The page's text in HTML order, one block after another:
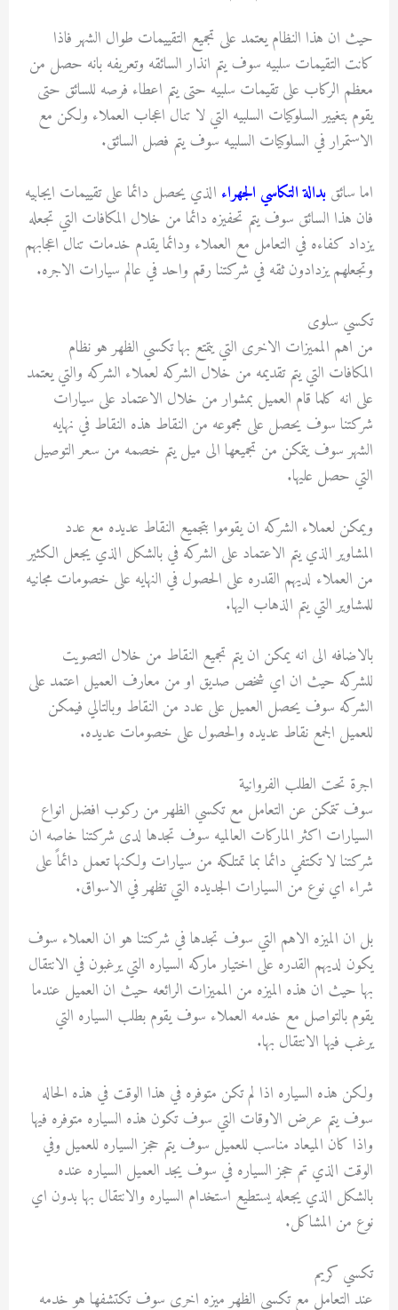
حيث ان هذا النظام يعتمد على تجميع التقييمات طوال الشهر فاذا
كانت التقيمات سلبيه سوف يتم انذار السائقه وتعريفه بانه حصل من
معظم الركاب على تقيمات سلبيه حتى يتم اعطاء فرصه للسائق حتى
يقوم بتغيير السلوكيات السلبيه التي لا تنال اعجاب العملاء ولكن مع
الاستمرار في السلوكيات السلبيه سوف يتم فصل السائق.
اما سائقبدالة التكاسي الجهراء الذي يحصل دائما على تقييمات ايجابيه
فان هذا السائق سوف يتم تحفيزه دائما من خلال المكافات التي تجعله
يزداد كفاءه في التعامل مع العملاء ودائما يقدم خدمات تنال اعجابهم
وتجعلهم يزدادون ثقه في شركتنا رقم واحد في عالم سيارات الاجره.
تكسي سلوى
من اهم المميزات الاخرى التي يتمتع بها تكسي الظهر هو نظام
المكافات التي يتم تقديمه من خلال الشركه لعملاء الشركه والتي يعتمد
على انه كلما قام العميل بمشوار من خلال الاعتماد على سيارات
شركتنا سوف يحصل على مجموعه من النقاط هذه النقاط في نهايه
الشهر سوف يتمكن من تجميعها الى ميل يتم خصمه من سعر التوصيل
التي حصل عليها.
ويمكن لعملاء الشركه ان يقوموا بتجميع النقاط عديده مع عدد
المشاوير الذي يتم الاعتماد على الشركه في بالشكل الذي يجعل الكثير
من العملاء لديهم القدره على الحصول في النهايه على خصومات مجانيه
للمشاوير التي يتم الذهاب اليها.
بالاضافه الى انه يمكن ان يتم تجميع النقاط من خلال التصويت
للشركه حيث ان اي شخص صديق او من معارف العميل اعتمد على
الشركه سوف يحصل العميل على عدد من النقاط وبالتالي فيمكن
للعميل الجمع نقاط عديده والحصول على خصومات عديده.
اجرة تحت الطلب الفروانية
سوف تتمكن عن التعامل مع تكسي الظهر من ركوب افضل انواع
السيارات اكثر الماركات العالميه سوف تجدها لدى شركتنا خاصه ان
شركتنا لا تكتفي دائما بما تمتلكه من سيارات ولكنها تعمل دائماً على
شراء اي نوع من السيارات الجديده التي تظهر في الاسواق.
بل ان الميزه الاهم التي سوف تجدها في شركتنا هو ان العملاء سوف
يكون لديهم القدره على اختيار ماركه السياره التي يرغبون في الانتقال
بها حيث ان هذه الميزه من المميزات الرائعه حيث ان العميل عندما
يقوم بالتواصل مع خدمه العملاء سوف يقوم بطلب السياره التي
يرغب فيها الانتقال بها.
ولكن هذه السياره اذا لم تكن متوفره في هذا الوقت في هذه الحاله
سوف يتم عرض الاوقات التي سوف تكون هذه السياره متوفره فيها
واذا كان الميعاد مناسب للعميل سوف يتم حجز السياره للعميل وفي
الوقت الذي تم حجز السياره في سوف يجد العميل السياره عنده
بالشكل الذي يجعله يستطيع استخدام السياره والانتقال بها بدون اي
نوع من المشاكل.
تكسي كريم
عند التعامل مع تكسي الظهر ميزه اخرى سوف تكتشفها هو خدمه